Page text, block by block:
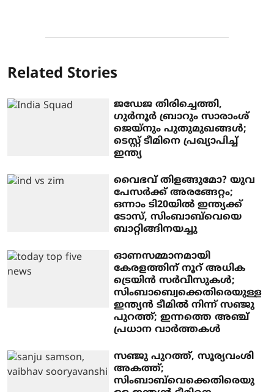
Related Stories
ജഡേജ തിരിച്ചെത്തി, ​
ഗുർനൂർ ബ്രാറും സാരാംശ്
ജെയ്നും പുതുമുഖങ്ങൾ;
ടെസ്റ്റ് ടീമിനെ പ്രഖ്യാപിച്ച്
ഇന്ത്യ
വൈഭവ് തിളങ്ങുമോ? യുവ
പേസര്‍ക്ക് അരങ്ങേറ്റം;
ഒന്നാം ടി20യില്‍ ഇന്ത്യക്ക്
ടോസ്, സിംബാബ്‌വെയെ
ബാറ്റിങ്ങിനയച്ചു
ഓണസമ്മാനമായി
കേരളത്തിന് നൂറ് അധിക
ട്രെയിന്‍ സര്‍വീസുകള്‍;
സിംബാബ്വെക്കെതിരെയുള്ള
ഇന്ത്യന്‍ ടീമില്‍ നിന്ന് സഞ്ജു
പുറത്ത്; ഇന്നത്തെ അഞ്ച്
പ്രധാന വാര്‍ത്തകള്‍
സഞ്ജു പുറത്ത്, സൂര്യവംശി
അകത്ത്;
സിംബാബ്‌വെക്കെതിരെയു